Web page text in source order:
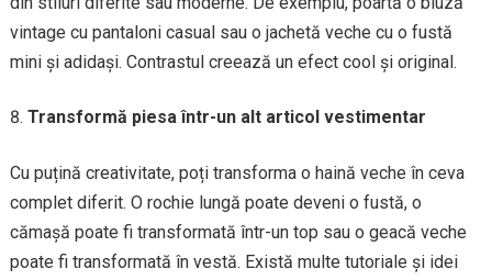
vintage cu pantaloni casual sau o jachetă veche cu o fustă
mini și adidași. Contrastul creează un efect cool și original.
Transformă piesa într-un alt articol vestimentar
Cu puțină creativitate, poți transforma o haină veche în ceva
complet diferit. O rochie lungă poate deveni o fustă, o
cămașă poate fi transformată într-un top sau o geacă veche
poate fi transformată în vestă. Există multe tutoriale și idei